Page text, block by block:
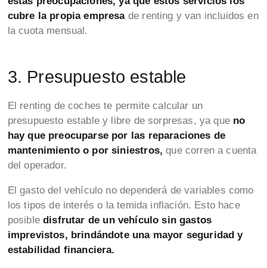
cubre la propia empresade renting y van incluidos en
la cuota mensual.
3. Presupuesto estable
El renting de coches te permite calcular un
presupuesto estable y libre de sorpresas, ya que no
hay que preocuparse por las reparaciones de
mantenimiento o por siniestros,que corren a cuenta
del operador.
El gasto del vehículo no dependerá de variables como
los tipos de interés o la temida inflación. Esto hace
posibledisfrutar de un vehículo sin gastos
imprevistos, brindándote una mayor seguridad y
estabilidad financiera.